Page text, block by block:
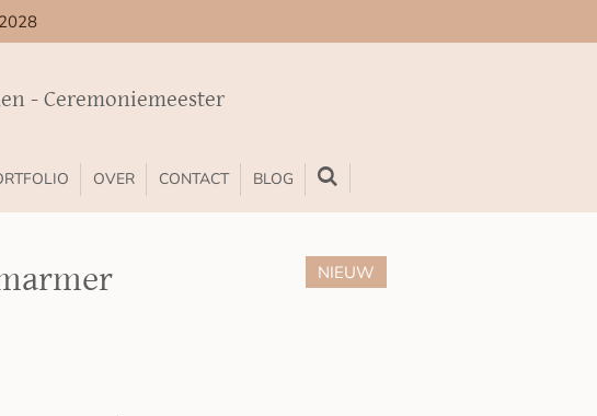
- Ceremoniemeester
OVER CONTACT BLOG
NIEUW